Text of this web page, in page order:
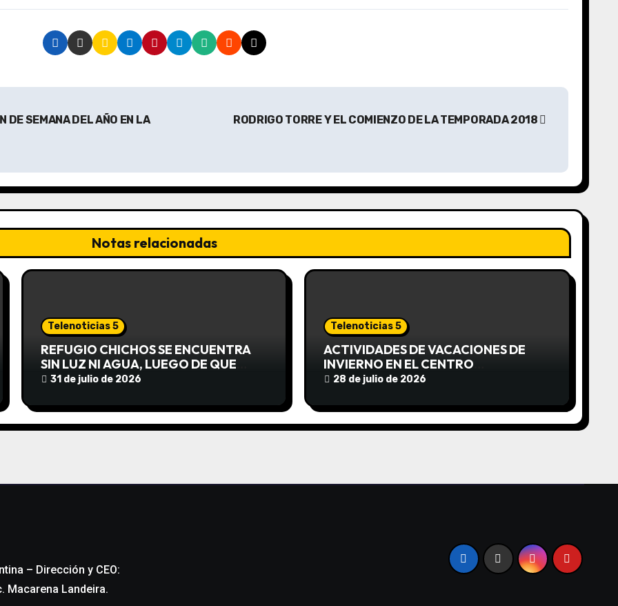
SEMANA DEL AÑO EN LA
RODRIGO TORRE Y EL COMIENZO DE LA TEMPORADA 2018
Notas relacionadas
Telenoticias 5
REFUGIO CHICHOS SE ENCUENTRA
SIN LUZ NI AGUA, LUEGO DE QUE
EDEA CORTARA EL SUMINISTRO SIN
31 de julio de 2026
Telenoticias 5
ACTIVIDADES DE VACACIONES DE
INVIERNO EN EL CENTRO
COMUNITARIO EL TALA
28 de julio de 2026
– Dirección y CEO:
Macarena Landeira.